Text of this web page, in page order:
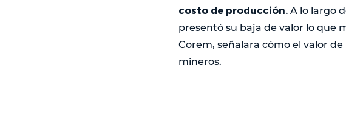
costo de producción. A lo largo
presentó su baja de valor lo que
Corem, señalara cómo el valor
mineros.